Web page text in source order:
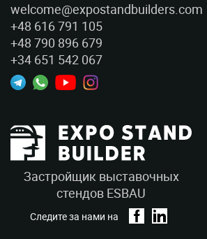
Застройщик выставочных
стендов ESBAU
Следите за нами на
welcome@expostandbuilders.com
+48 616 791 105
+48 790 896 679
+34 651 542 067